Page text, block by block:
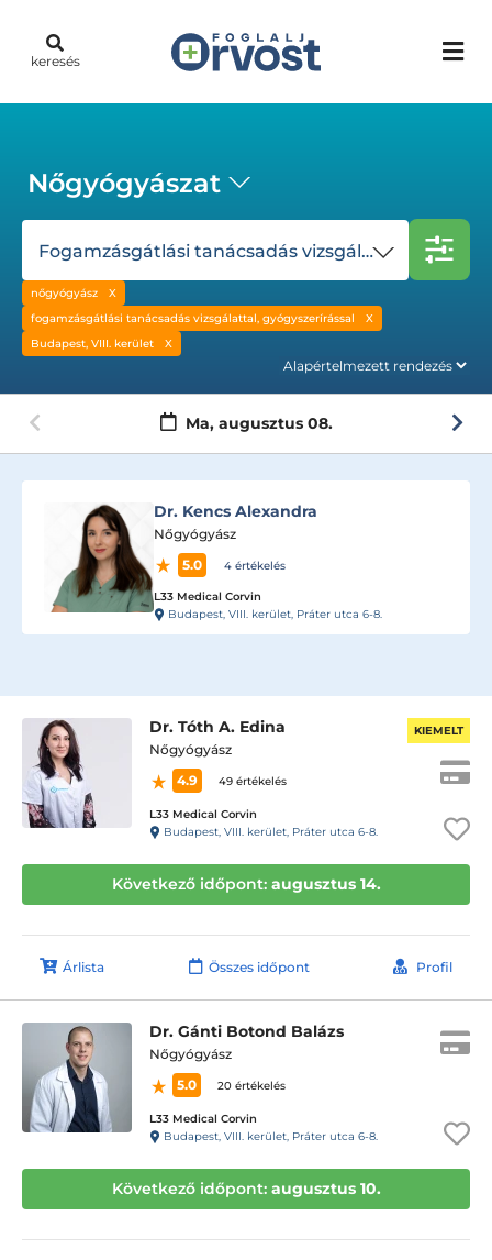
keresés
Nőgyógyászat
Fogamzásgátlási tanácsadás vizsgálattal, gyógyszerírással
nőgyógyász
fogamzásgátlási tanácsadás vizsgálattal, gyógyszerírással
Budapest, VIII. kerület
Ma, augusztus 08.
Dr. Kencs Alexandra
Nőgyógyász
5.0
4 értékelés
L33 Medical Corvin
Budapest, VIII. kerület, Práter utca 6-8.
Dr. Tóth A. Edina
Nőgyógyász
4.9
49 értékelés
L33 Medical Corvin
Budapest, VIII. kerület, Práter utca 6-8.
KIEMELT
Következő időpont: augusztus 14.
Árlista Összes időpont Profil
Dr. Gánti Botond Balázs
Nőgyógyász
5.0
20 értékelés
L33 Medical Corvin
Budapest, VIII. kerület, Práter utca 6-8.
Következő időpont: augusztus 10.